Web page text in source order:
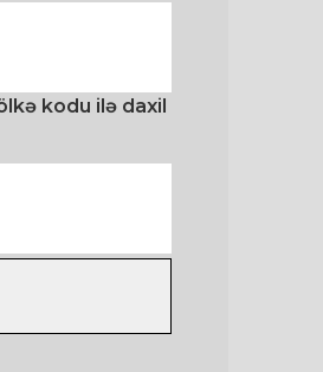
kodu ilə daxil